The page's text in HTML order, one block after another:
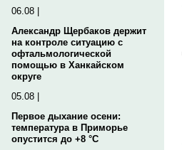
06.08 |
Александр Щербаков держит
на контроле ситуацию с
офтальмологической
помощью в Ханкайском
округе
05.08 |
Первое дыхание осени:
температура в Приморье
опустится до +8 °C